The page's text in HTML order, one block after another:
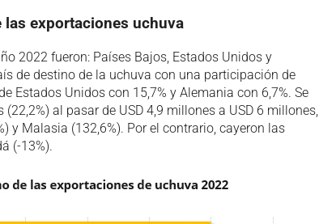
exportaciones uchuva
2022 fueron: Países Bajos, Estados Unidos y
de destino de la uchuva con una participación de
Estados Unidos con 15,7% y Alemania con 6,7%. Se
al pasar de USD 4,9 millones a USD 6 millones,
y Malasia (132,6%). Por el contrario, cayeron las
(-13%).